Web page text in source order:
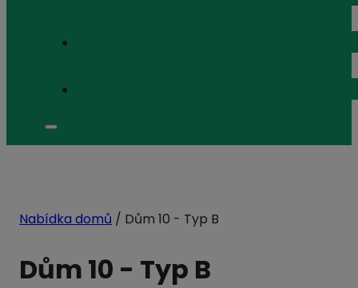
Nabídka domů / Dům 10 - Typ B
Dům 10 - Typ B